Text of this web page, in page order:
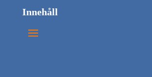
Innehåll